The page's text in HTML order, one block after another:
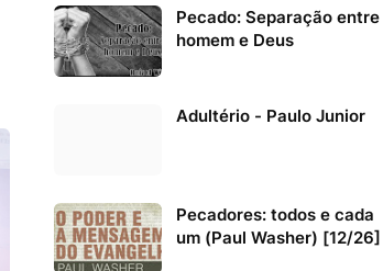
Pecado: Separação entre
homem e Deus
Adultério - Paulo Junior
Pecadores: todos e cada
um (Paul Washer) [12/26]